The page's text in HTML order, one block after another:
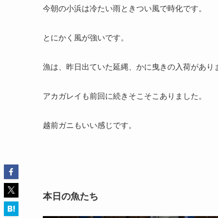
今朝の小浜は冷たい雨ときつい風で時化です。
とにかく風が強いです。
漁は、昨日出ていた延縄、かに曳きの入荷があり
アカガレイも前回に続きそこそこありました。
越前ガニもいい感じです。
本日の魚たち